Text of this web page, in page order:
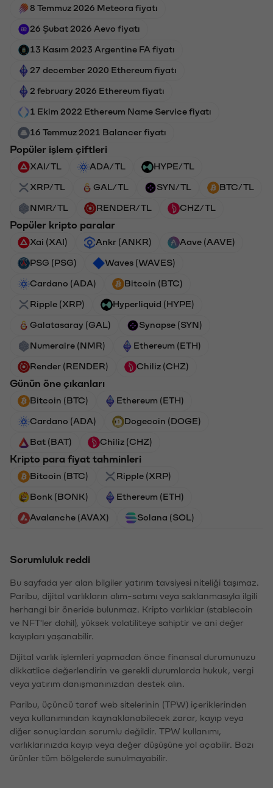
8 Temmuz 2026 Meteora fiyatı
26 Şubat 2026 Aevo fiyatı
13 Kasım 2023 Argentine FA fiyatı
27 december 2020 Ethereum fiyatı
2 february 2026 Ethereum fiyatı
1 Ekim 2022 Ethereum Name Service fiyatı
16 Temmuz 2021 Balancer fiyatı
Popüler işlem çiftleri
XAI/TL ADA/TL HYPE/TL
XRP/TL GAL/TL SYN/TL BTC/TL
NMR/TL RENDER/TL CHZ/TL
Popüler kripto paralar
Xai (XAI) Ankr (ANKR) Aave (AAVE)
PSG (PSG) Waves (WAVES)
Cardano (ADA) Bitcoin (BTC)
Ripple (XRP) Hyperliquid (HYPE)
Galatasaray (GAL) Synapse (SYN)
Numeraire (NMR) Ethereum (ETH)
Render (RENDER) Chiliz (CHZ)
Günün öne çıkanları
Bitcoin (BTC) Ethereum (ETH)
Cardano (ADA) Dogecoin (DOGE)
Bat (BAT) Chiliz (CHZ)
Kripto para fiyat tahminleri
Bitcoin (BTC) Ripple (XRP)
Bonk (BONK) Ethereum (ETH)
Avalanche (AVAX) Solana (SOL)
Sorumluluk reddi
Bu sayfada yer alan bilgiler yatırım tavsiyesi niteliği taşımaz.
Paribu, dijital varlıkların alım-satımı veya saklanmasıyla ilgili
herhangi bir öneride bulunmaz. Kripto varlıklar (stablecoin
ve NFT'ler dahil), yüksek volatiliteye sahiptir ve ani değer
kayıpları yaşanabilir.
Dijital varlık işlemleri yapmadan önce finansal durumunuzu
dikkatlice değerlendirin ve gerekli durumlarda hukuk, vergi
veya yatırım danışmanınızdan destek alın.
Paribu, üçüncü taraf web sitelerinin (TPW) içeriklerinden
veya kullanımından kaynaklanabilecek zarar, kayıp veya
diğer sonuçlardan sorumlu değildir. TPW kullanımı,
varlıklarınızda kayıp veya değer düşüşüne yol açabilir. Bazı
ürünler tüm bölgelerde sunulmayabilir.